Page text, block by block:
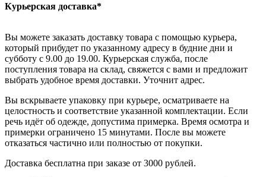
Курьерская доставка*
Вы можете заказать доставку товара с помощью курьера,
который прибудет по указанному адресу в будние дни и
субботу с 9.00 до 19.00. Курьерская служба, после
поступления товара на склад, свяжется с вами и предложит
выбрать удобное время доставки. Уточнит адрес.
Вы вскрываете упаковку при курьере, осматриваете на
целостность и соответствие указанной комплектации. Если
речь идёт об одежде, допустима примерка. Время осмотра и
примерки ограничено 15 минутами. После вы можете
отказаться частично или полностью от покупки.
Доставка бесплатна при заказе от 3000 рублей.